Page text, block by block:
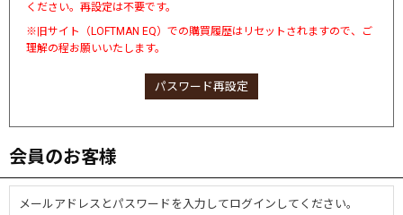
ください。再設定は不要です。
※旧サイト（LOFTMAN EQ）での購買履歴はリセットされますので、ご
理解の程お願いいたします。
パスワード再設定
会員のお客様
メールアドレスとパスワードを入力してログインしてください。